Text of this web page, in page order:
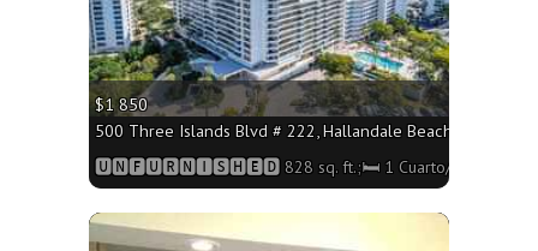
$1 850
500 Three Islands Blvd # 222, Hallandale Beach FL
🆄🅽🅵🆄🆁🅽🅸🆂🅷🅴🅳 828 sq. ft.;🛏 1 Cuarto/🛁2 Baños
More